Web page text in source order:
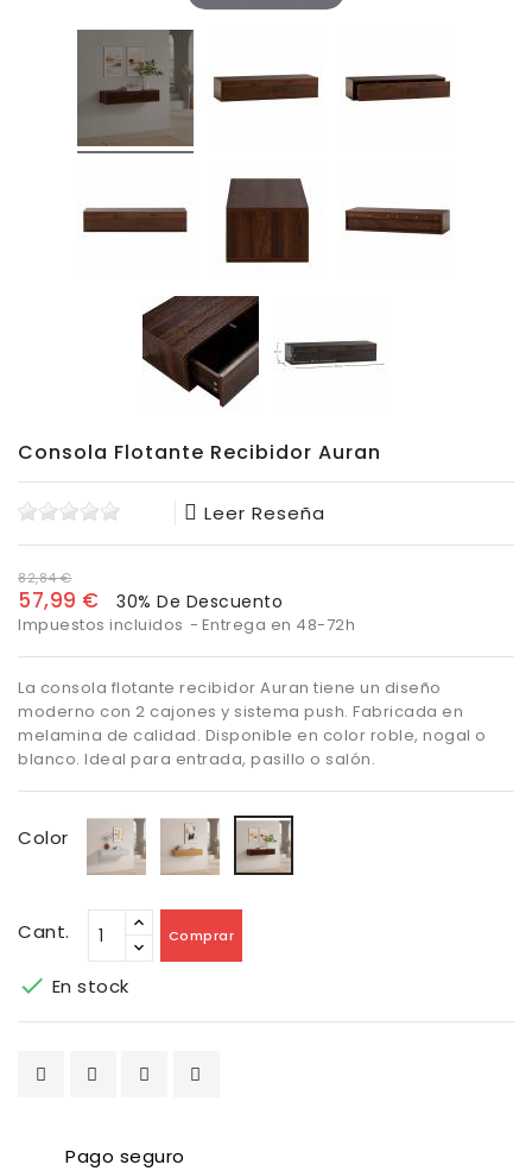
Consola Flotante Recibidor Auran
Leer Reseña
82,84 €
57,99 € 30% De Descuento
Impuestos incluidos Entrega en 48-72h
La consola flotante recibidor Auran tiene un diseño
moderno con 2 cajones y sistema push. Fabricada en
melamina de calidad. Disponible en color roble, nogal o
blanco. Ideal para entrada, pasillo o salón.
Color Blanco Roble Nogal
Cant. Comprar
 En stock
Pago seguro